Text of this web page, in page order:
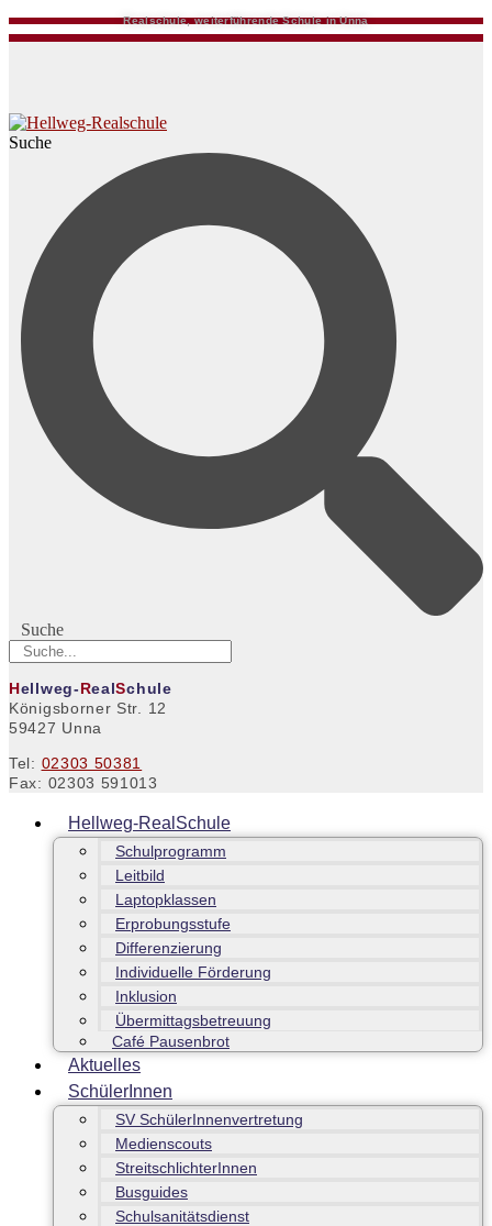
Realschule, weiterführende Schule in Unna
Suche
Suche
Hellweg-RealSchule
Königsborner Str. 12
59427 Unna
Tel: 02303 50381
Fax: 02303 591013
Hellweg-RealSchule
Schulprogramm
Leitbild
Laptopklassen
Erprobungsstufe
Differenzierung
Individuelle Förderung
Inklusion
Übermittagsbetreuung
Café Pausenbrot
Aktuelles
SchülerInnen
SV SchülerInnenvertretung
Medienscouts
StreitschlichterInnen
Busguides
Schulsanitätsdienst